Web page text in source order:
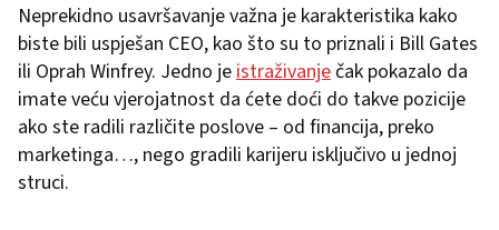
Neprekidno usavršavanje važna je karakteristika kako
biste bili uspješan CEO, kao što su to priznali i Bill Gates
ili Oprah Winfrey. Jedno je istraživanječak pokazalo da
imate veću vjerojatnost da ćete doći do takve pozicije
ako ste radili različite poslove – od financija, preko
marketinga…, nego gradili karijeru isključivo u jednoj
struci.